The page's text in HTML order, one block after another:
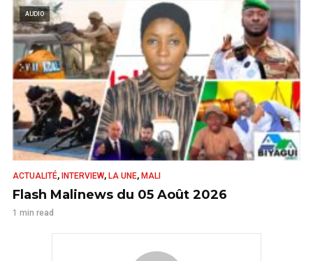
AUDIO
ACTUALITÉ, INTERVIEW, LA UNE, MALI
Flash Malinews du 05 Août 2026
1 min read